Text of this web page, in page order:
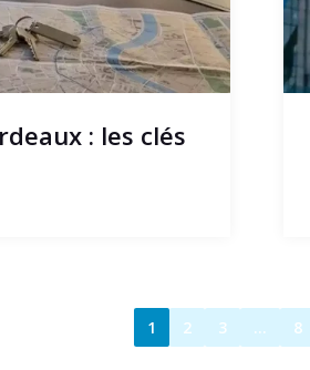
: les clés
1 2 3 … 8